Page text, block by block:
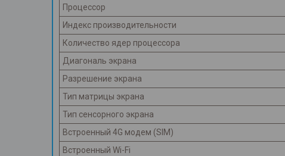
Процессор
Индекс производительности
Количество ядер процессора
Диагональ экрана
Разрешение экрана
Тип матрицы экрана
Тип сенсорного экрана
Встроенный 4G модем (SIM)
Встроенный Wi-Fi